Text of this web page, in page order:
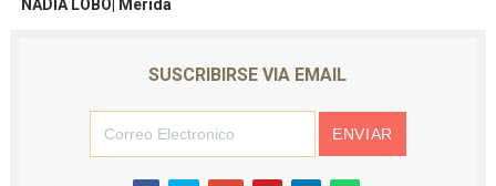
NADIA LOBO| Mérida
SUSCRIBIRSE VIA EMAIL